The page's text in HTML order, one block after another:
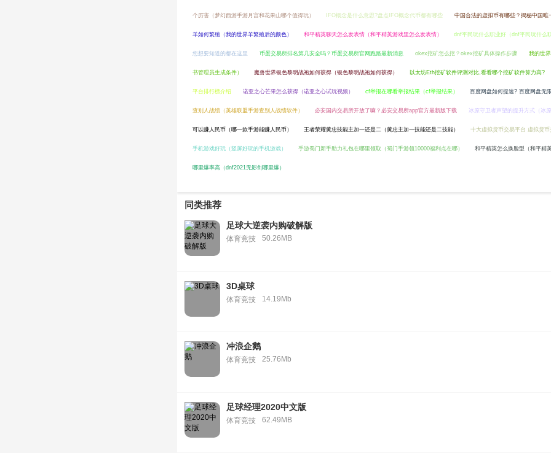
个厉害（梦幻西游手游月宫和花果山哪个值得玩） IFO概念是什么意思?盘点IFO概念代币都有哪些 中国合法的虚拟币有哪些？揭秘中国唯
羊如何繁殖（我的世界羊繁殖后的颜色） 和平精英聊天怎么发表情（和平精英游戏里怎么发表情） dnf平民玩什么职业好（dnf平民玩什么
您想要知道的都在这里 币蛋交易所排名第几安全吗？币蛋交易所官网跑路最新消息 okex挖矿怎么挖？okex挖矿具体操作步骤 我的世
书管理员生成条件） 魔兽世界银色黎明战袍如何获得（银色黎明战袍如何获得） 以太坊Eth挖矿软件评测对比,看看哪个挖矿软件算力高?
平台排行榜介绍 诺亚之心芒果怎么获得（诺亚之心试玩视频） cf举报在哪看举报结果（cf举报结果） 百度网盘如何提速? 百度网盘无
查别人战绩（英雄联盟手游查别人战绩软件） 必安国内交易所开放了嘛？必安交易所app官方最新版下载 冰原守卫者声望的提升方式（冰
可以赚人民币（哪一款手游能赚人民币） 王者荣耀黄忠技能主加一还是二（黄忠主加一技能还是二技能） 十大虚拟货币交易平台 虚拟货
手机游戏好玩（竖屏好玩的手机游戏） 手游蜀门新手助力礼包在哪里领取（蜀门手游领10000福利点在哪） 和平精英怎么换脸型（和平精
哪里爆率高（dnf2021无影剑哪里爆）
同类推荐
足球大逆袭内购破解版
体育竞技 50.26MB
3D桌球
体育竞技 14.19Mb
冲浪企鹅
体育竞技 25.76Mb
足球经理2020中文版
体育竞技 62.49MB